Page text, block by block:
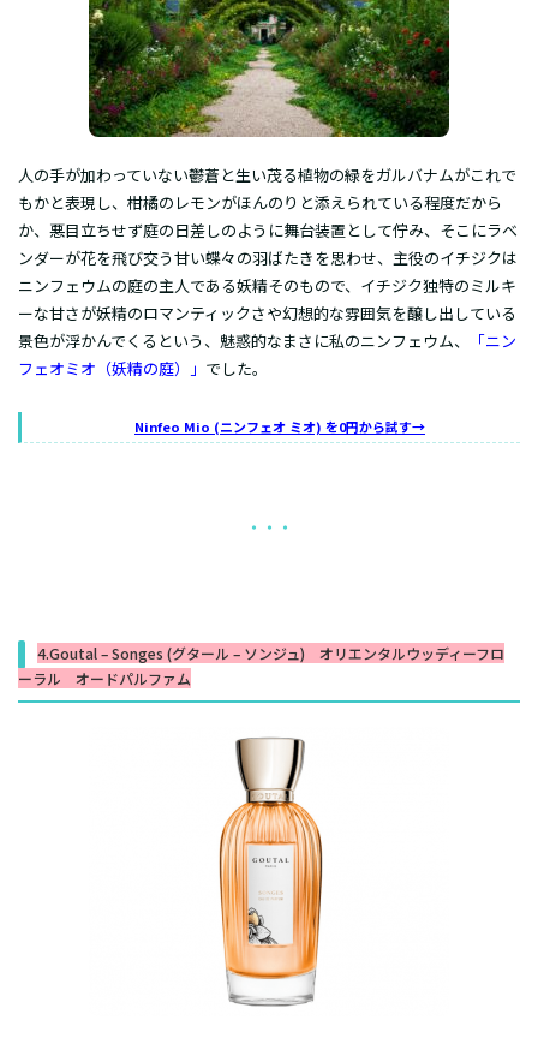
人の手が加わっていない鬱蒼と生い茂る植物の緑をガルバナムがこれで
もかと表現し、柑橘のレモンがほんのりと添えられている程度だから
か、悪目立ちせず庭の日差しのように舞台装置として佇み、そこにラベ
ンダーが花を飛び交う甘い蝶々の羽ばたきを思わせ、主役のイチジクは
ニンフェウムの庭の主人である妖精そのもので、イチジク独特のミルキ
ーな甘さが妖精のロマンティックさや幻想的な雰囲気を醸し出している
景色が浮かんでくるという、魅惑的なまさに私のニンフェウム、
「ニン
フェオミオ（妖精の庭）」 でした。
Ninfeo Mio (ニンフェオ ミオ) を0円から試す→
・・・
4.Goutal – Songes (グタール – ソンジュ) オリエンタルウッディーフロ
ーラル オードパルファム